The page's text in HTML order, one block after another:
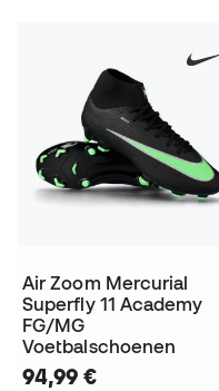
Air Zoom Mercurial
Superfly 11 Academy
FG/MG
Voetbalschoenen
94,99 €